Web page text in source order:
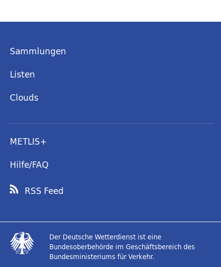
Sammlungen
Listen
Clouds
METLIS+
Hilfe/FAQ
RSS Feed
Der Deutsche Wetterdienst ist eine
Bundesoberbehörde im Geschäftsbereich des
Bundesministeriums für Verkehr.